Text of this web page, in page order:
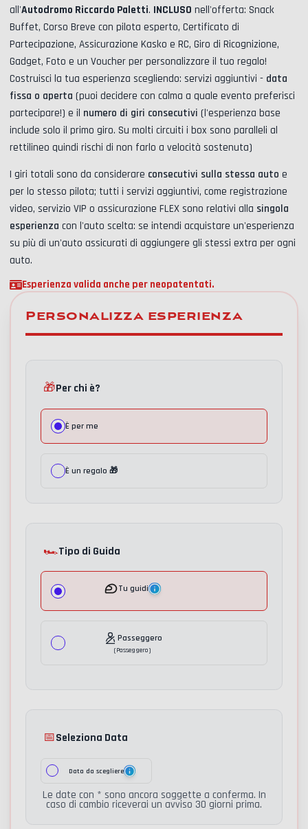
all'Autodromo Riccardo Paletti. INCLUSO nell'offerta: Snack
Buffet, Corso Breve con pilota esperto, Certificato di
Partecipazione, Assicurazione Kasko e RC, Giro di Ricognizione,
Gadget, Foto e un Voucher per personalizzare il tuo regalo!
Costruisci la tua esperienza scegliendo: servizi aggiuntivi - data
fissa o aperta (puoi decidere con calma a quale evento preferisci
partecipare!) e il numero di giri consecutivi (l'esperienza base
include solo il primo giro. Su molti circuiti i box sono paralleli al
rettilineo quindi rischi di non farlo a velocità sostenuta)
I giri totali sono da considerare consecutivi sulla stessa auto e
per lo stesso pilota; tutti i servizi aggiuntivi, come registrazione
video, servizio VIP o assicurazione FLEX sono relativi alla singola
esperienza con l'auto scelta: se intendi acquistare un'esperienza
su più di un'auto assicurati di aggiungere gli stessi extra per ogni
auto.
Esperienza valida anche per neopatentati.
Personalizza esperienza
🎁Per chi è?
È per me
È un regalo 🎁
🏎️Tipo di Guida
Tu guidi
Passeggero
(Passeggero)
📅Seleziona Data
Data da scegliere
Le date con * sono ancora soggette a conferma. In
caso di cambio riceverai un avviso 30 giorni prima.